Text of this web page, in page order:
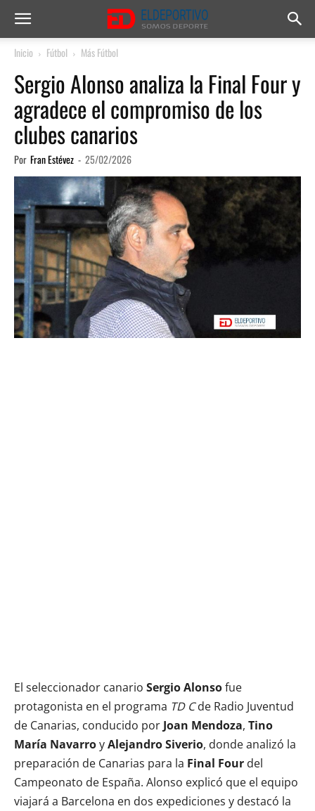
Inicio Fútbol Más Fútbol
Sergio Alonso analiza la Final Four y
agradece el compromiso de los
clubes canarios
Por Fran Estévez - 25/02/2026
El seleccionador canario Sergio Alonsofue
protagonista en el programa TD Cde Radio Juventud
de Canarias, conducido por Joan Mendoza, Tino
María NavarroyAlejandro Siverio, donde analizó la
preparación de Canarias para la Final Four del
Campeonato de España. Alonso explicó que el equipo
viajará a Barcelona en dos expediciones y destacó la